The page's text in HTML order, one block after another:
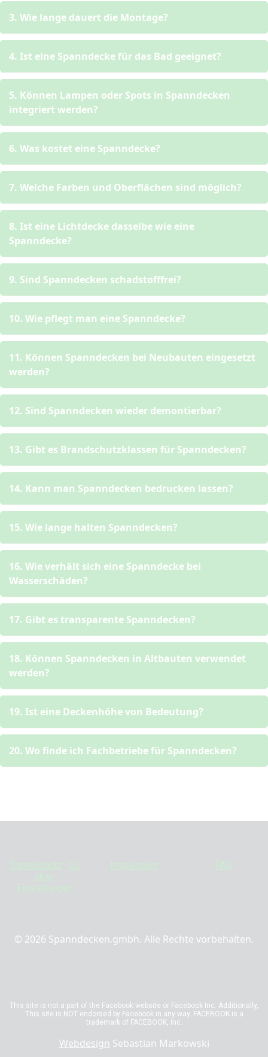
3. Wie lange dauert die Montage?
4. Ist eine Spanndecke für das Bad geeignet?
5. Können Lampen oder Spots in Spanndecken
integriert werden?
6. Was kostet eine Spanndecke?
7. Welche Farben und Oberflächen sind möglich?
8. Ist eine Lichtdecke dasselbe wie eine
Spanndecke?
9. Sind Spanndecken schadstofffrei?
10. Wie pflegt man eine Spanndecke?
11. Können Spanndecken bei Neubauten eingesetzt
werden?
12. Sind Spanndecken wieder demontierbar?
13. Gibt es Brandschutzklassen für Spanndecken?
14. Kann man Spanndecken bedrucken lassen?
15. Wie lange halten Spanndecken?
16. Wie verhält sich eine Spanndecke bei
Wasserschäden?
17. Gibt es transparente Spanndecken?
18. Können Spanndecken in Altbauten verwendet
werden?
19. Ist eine Deckenhöhe von Bedeutung?
20. Wo finde ich Fachbetriebe für Spanndecken?
© 2026 Spanndecken.gmbh. Alle Rechte vorbehalten.
This site is not a part of the Facebook website or Facebook Inc. Additionally,
This site is NOT endorsed by Facebook in any way. FACEBOOK is a
trademark of FACEBOOK, Inc.
Webdesign Sebastian Markowski